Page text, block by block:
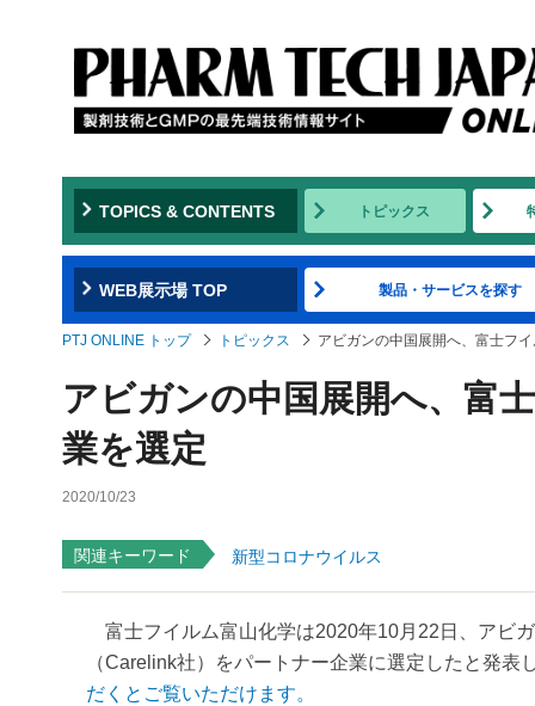
TOPICS & CONTENTS トピックス
WEB展示場 TOP 製品・サービスを探す
PTJ ONLINE トップ トピックス アビガンの中国展開へ、富士フ
アビガンの中国展開へ、富
業を選定
2020/10/23
関連キーワード 新型コロナウイルス
富士フイルム富山化学は2020年10月22日、アビ
（Carelink社）をパートナー企業に選定したと発表
だくとご覧いただけます。